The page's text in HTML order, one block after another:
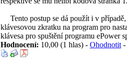
Tento postup se dá použít i v
klávesovou zkratku na program pro
klávesa pro spuštění programu ePower
Hodnocení: 10,00 (1 hlas) - Ohodnotit -